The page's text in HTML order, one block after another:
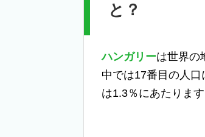
と？
ハンガリーは世界の
中では17番目の人
は1.3％にあたります